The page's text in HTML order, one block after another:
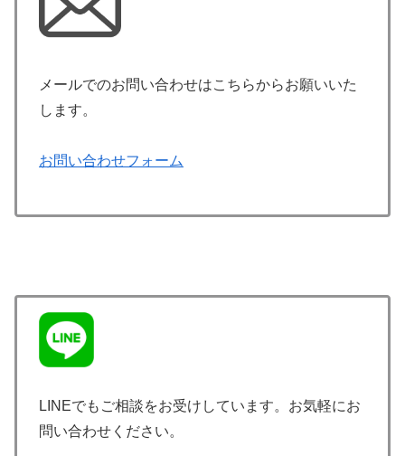
メールでのお問い合わせはこちらからお願いいた
します。
お問い合わせフォーム
LINEでもご相談をお受けしています。お気軽にお
問い合わせください。